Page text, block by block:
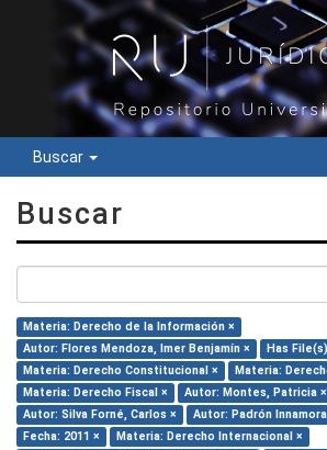
Buscar
Buscar
Materia: Derecho de la Información ×
Autor: Flores Mendoza, Imer Benjamín ×
Has
Materia: Derecho Constitucional ×
Materia:
Materia: Derecho Fiscal ×
Autor: Montes, Patricia ×
Autor: Silva Forné, Carlos ×
Autor: Padrón
Fecha: 2011 ×
Materia: Derecho Internacional ×